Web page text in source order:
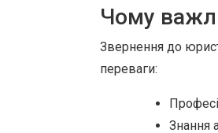
Чому
Звернення до
переваги:
Знання